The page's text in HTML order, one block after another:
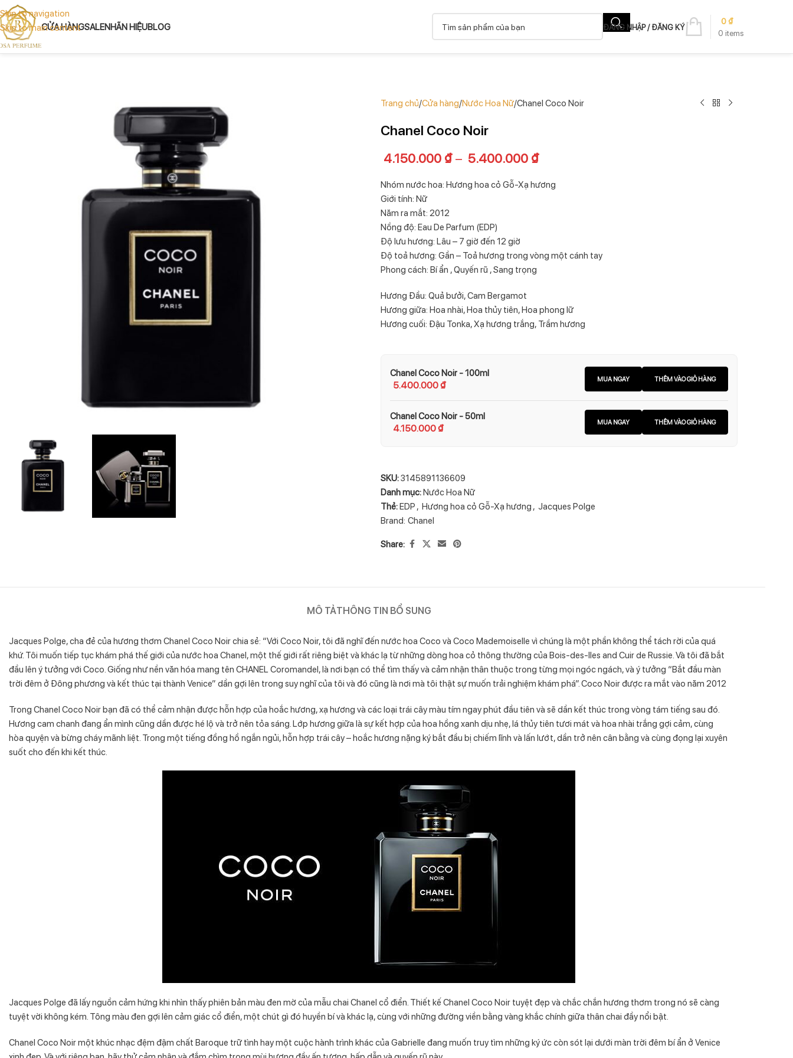
Skip to navigation
Skip to main content
CỬA HÀNGSALENHÃN HIỆUBLOG ĐĂNG NHẬP / ĐĂNG KÝ
0 items
0₫
Trang chủ Cửa hàng Nước Hoa Nữ Chanel Coco Noir
Chanel Coco Noir
4.150.000 ₫– 5.400.000 ₫
Nhóm nước hoa: Hương hoa cỏ Gỗ-Xạ hương
Giới tính: Nữ
Năm ra mắt: 2012
Nồng độ: Eau De Parfum (EDP)
Độ lưu hương: Lâu – 7 giờ đến 12 giờ
Độ toả hương: Gần – Toả hương trong vòng một cánh tay
Phong cách: Bí ẩn , Quyến rũ , Sang trọng
Hương Đầu: Quả bưởi, Cam Bergamot
Hương giữa: Hoa nhài, Hoa thủy tiên, Hoa phong lữ
Hương cuối: Đậu Tonka, Xạ hương trắng, Trầm hương
Chanel Coco Noir - 100ml
5.400.000₫ MUA NGAY THÊM VÀO GIỎ HÀNG
Chanel Coco Noir - 50ml
4.150.000₫ MUA NGAY THÊM VÀO GIỎ HÀNG
SKU:3145891136609
Danh mục:Nước Hoa Nữ
Thẻ:EDP , Hương hoa cỏ Gỗ-Xạ hương , Jacques Polge
Brand: Chanel
Share:
MÔ TẢTHÔNG TIN BỔ SUNG
Jacques Polge, cha đẻ của hương thơm Chanel Coco Noir chia sẻ: “Với Coco Noir, tôi đã nghĩ đến nước hoa Coco và Coco Mademoiselle vì chúng là một phần không thể tách rời của quá
khứ. Tôi muốn tiếp tục khám phá thế giới của nước hoa Chanel, một thế giới rất riêng biệt và khác lạ từ những dòng hoa cỏ thông thường của Bois-des-Iles and Cuir de Russie. Và tôi đã bắt
đầu lên ý tưởng với Coco. Giống như nền văn hóa mang tên CHANEL Coromandel, là nơi bạn có thể tìm thấy và cảm nhận thân thuộc trong từng mọi ngóc ngách, và ý tưởng “Bắt đầu màn
trời đêm ở Đông phương và kết thúc tại thành Venice” dần gợi lên trong suy nghĩ của tôi và đó cũng là nơi mà tôi thật sự muốn trải nghiệm khám phá”. Coco Noir được ra mắt vào năm 2012
Trong Chanel Coco Noir bạn đã có thể cảm nhận được hỗn hợp của hoắc hương, xạ hương và các loại trái cây màu tím ngay phút đầu tiên và sẽ dần kết thúc trong vòng tám tiếng sau đó.
Hương cam chanh đang ẩn mình cũng dần được hé lộ và trở nên tỏa sáng. Lớp hương giữa là sự kết hợp của hoa hồng xanh dịu nhẹ, lá thủy tiên tươi mát và hoa nhài trắng gợi cảm, cùng
hòa quyện và bừng cháy mãnh liệt. Trong một tiếng đồng hồ ngắn ngủi, hỗn hợp trái cây – hoắc hương nặng ký bắt đầu bị chiếm lĩnh và lấn lướt, dần trở nên cân bằng và cùng đọng lại xuyên
suốt cho đến khi kết thúc.
Jacques Polge đã lấy nguồn cảm hứng khi nhìn thấy phiên bản màu đen mờ của mẫu chai Chanel cổ điển. Thiết kế Chanel Coco Noir tuyệt đẹp và chắc chắn hương thơm trong nó sẽ càng
tuyệt vời không kém. Tông màu đen gợi lên cảm giác cổ điển, một chút gì đó huyền bí và khác lạ, cùng với những đường viền bằng vàng khắc chính giữa thân chai đầy nổi bật.
Chanel Coco Noir một khúc nhạc đệm đậm chất Baroque trữ tình hay một cuộc hành trình khác của Gabrielle đang muốn truy tìm những ký ức còn sót lại dưới màn trời đêm bí ẩn ở Venice